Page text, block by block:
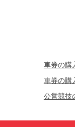
車券の購
車券の購
公営競技